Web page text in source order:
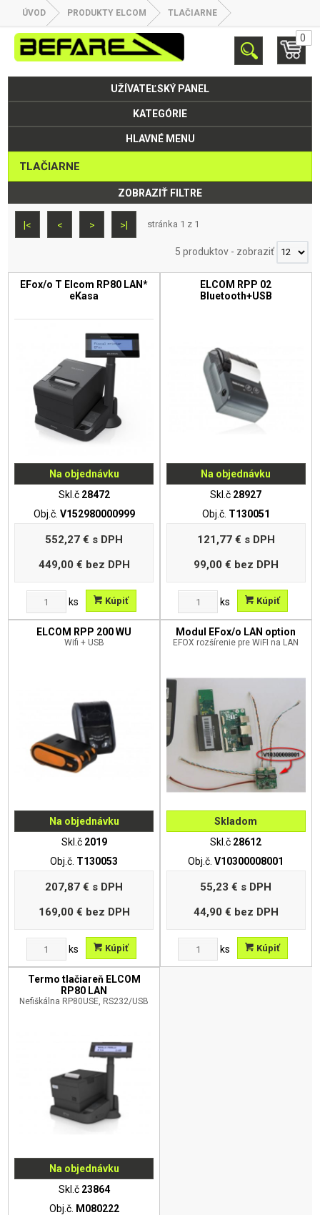
ÚVOD PRODUKTY ELCOM TLAČIARNE
0
UŽÍVATEĽSKÝ PANEL
KATEGÓRIE
HLAVNÉ MENU
TLAČIARNE
ZOBRAZIŤ FILTRE
|< < > >| stránka 1 z 1
5 produktov- zobraziť
EFox/o T Elcom RP80 LAN*
eKasa
Na objednávku
Skl.č 28472
Obj.č. V152980000999
552,27 € s DPH
449,00 € bez DPH
ks Kúpiť
ELCOM RPP 02
Bluetooth+USB
Na objednávku
Skl.č 28927
Obj.č. T130051
121,77 € s DPH
99,00 € bez DPH
ks Kúpiť
ELCOM RPP 200 WU
Wifi + USB
Na objednávku
Skl.č 2019
Obj.č. T130053
207,87 € s DPH
169,00 € bez DPH
ks Kúpiť
Modul EFox/o LAN option
EFOX rozšírenie pre WiFI na LAN
Skladom
Skl.č 28612
Obj.č.V10300008001
55,23 € s DPH
44,90 € bez DPH
ks Kúpiť
Termo tlačiareň ELCOM
RP80 LAN
Nefiškálna RP80USE, RS232/USB
Na objednávku
Skl.č 23864
Obj.č. M080222